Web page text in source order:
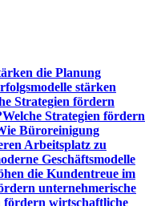
die Planung
stärken
Strategien fördern
Welche Strategien fördern
Büroreinigung
Arbeitsplatz zu
Geschäftsmodelle
die Kundentreue im
unternehmerische
fördern wirtschaftliche